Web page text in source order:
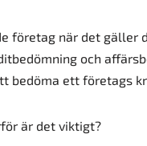
företag när det
och
bedöma ett företags
är det viktigt?